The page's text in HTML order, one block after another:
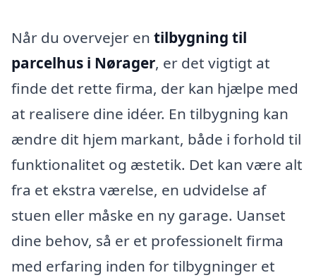
Når du overvejer en tilbygning til
parcelhus i Nørager, er det vigtigt at
finde det rette firma, der kan hjælpe med
at realisere dine idéer. En tilbygning kan
ændre dit hjem markant, både i forhold til
funktionalitet og æstetik. Det kan være alt
fra et ekstra værelse, en udvidelse af
stuen eller måske en ny garage. Uanset
dine behov, så er et professionelt firma
med erfaring inden for tilbygninger et